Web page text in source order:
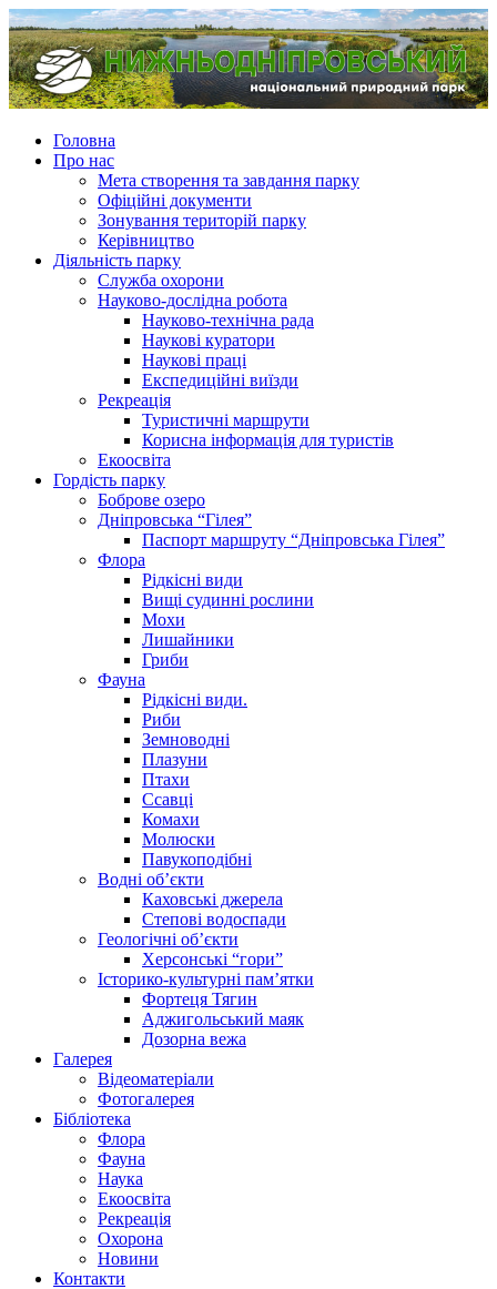
Головна
Про нас
Мета створення та завдання парку
Офіційні документи
Зонування територій парку
Керівництво
Діяльність парку
Служба охорони
Науково-дослідна робота
Науково-технічна рада
Наукові куратори
Наукові праці
Експедиційні виїзди
Рекреація
Туристичні маршрути
Корисна інформація для туристів
Екоосвіта
Гордість парку
Боброве озеро
Дніпровська “Гілея”
Паспорт маршруту “Дніпровська Гілея”
Флора
Рідкісні види
Вищі судинні рослини
Мохи
Лишайники
Гриби
Фауна
Рідкісні види.
Риби
Земноводні
Плазуни
Птахи
Ссавці
Комахи
Молюски
Павукоподібні
Водні об’єкти
Каховські джерела
Степові водоспади
Геологічні об’єкти
Херсонські “гори”
Історико-культурні пам’ятки
Фортеця Тягин
Аджигольський маяк
Дозорна вежа
Галерея
Відеоматеріали
Фотогалерея
Бібліотека
Флора
Фауна
Наука
Екоосвіта
Рекреація
Охорона
Новини
Контакти